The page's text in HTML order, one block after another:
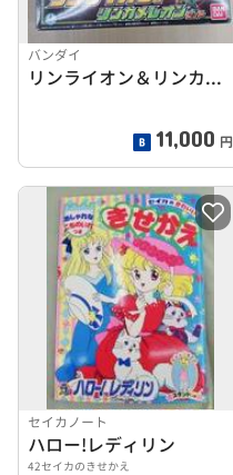
バンダイ
リンライオン＆リンカメレオンセット
11,000 円
セイカノート
ハロー!レディリン
42セイカのきせかえ